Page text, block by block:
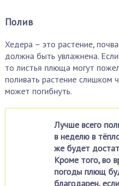
Полив
Хедера – это растение,
должна быть увлажнена.
то листья плюща могут
поливать растение слишком
может погибнуть.
Лучше всего
в неделю в
же будет
Кроме того, во
погоды плющ
благодарен,